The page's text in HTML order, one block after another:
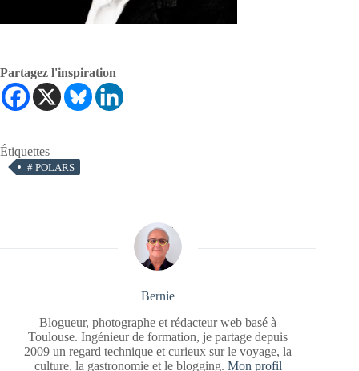
Partagez l'inspiration
Étiquettes
# POLARS
Bernie
Blogueur, photographe et rédacteur web basé à
Toulouse. Ingénieur de formation, je partage depuis
2009 un regard technique et curieux sur le voyage, la
culture, la gastronomie et le blogging. Mon profil